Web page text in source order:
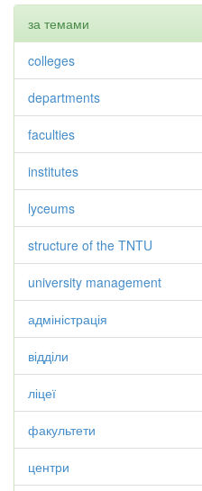
за темами
colleges
departments
faculties
institutes
lyceums
structure of the TNTU
university management
адміністрація
відділи
ліцеї
факультети
центри